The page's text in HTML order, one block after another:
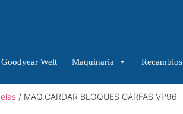
Goodyear Welt Maquinaria Recambios
/ MAQ.CARDAR BLOQUES GARFAS VP96